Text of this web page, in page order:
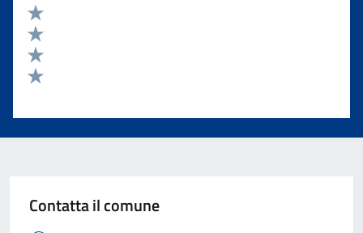
Valuta 5 stelle su 5
Valuta 4 stelle su 5
Valuta 3 stelle su 5
Valuta 2 stelle su 5
Contatta il comune